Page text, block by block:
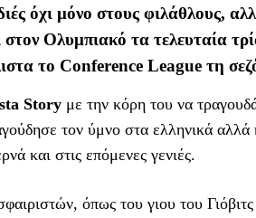
όχι μόνο στους φιλάθλους,
Ολυμπιακό τα τελευταία
το Conference League τη
Story με την κόρη του να
τον ύμνο στα ελληνικά αλλά
και στις επόμενες γενιές.
όπως του γιου του